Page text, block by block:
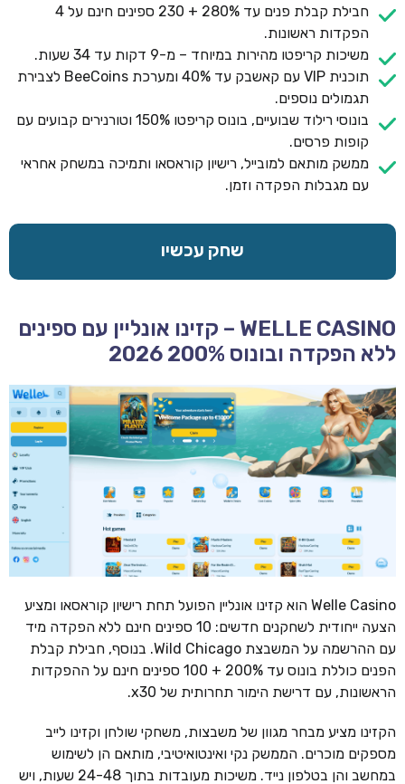
חבילת קבלת פנים עד 280% + 230 ספינים חינם על 4
הפקדות ראשונות.
משיכות קריפטו מהירות במיוחד – מ-9 דקות עד 34 שעות.
תוכנית VIP עם קאשבק עד 40% ומערכת BeeCoins לצבירת
תגמולים נוספים.
בונוסי רילוד שבועיים, בונוס קריפטו 150% וטורנירים קבועים עם
קופות פרסים.
ממשק מותאם למובייל, רישיון קוראסאו ותמיכה במשחק אחראי
עם מגבלות הפקדה וזמן.
שחק עכשיו
WELLE CASINO – קזינו אונליין עם ספינים
ללא הפקדה ובונוס 200% 2026
Welle Casino הוא קזינו אונליין הפועל תחת רישיון קוראסאו ומציע
הצעה ייחודית לשחקנים חדשים: 10 ספינים חינם ללא הפקדה מיד
עם ההרשמה על המשבצת Wild Chicago. בנוסף, חבילת קבלת
הפנים כוללת בונוס עד 200% + 100 ספינים חינם על ההפקדות
הראשונות, עם דרישת הימור תחרותית של x30.
הקזינו מציע מבחר מגוון של משבצות, משחקי שולחן וקזינו לייב
מספקים מוכרים. הממשק נקי ואינטואיטיבי, מותאם הן לשימוש
במחשב והן בטלפון נייד. משיכות מעובדות בתוך 24-48 שעות, ויש